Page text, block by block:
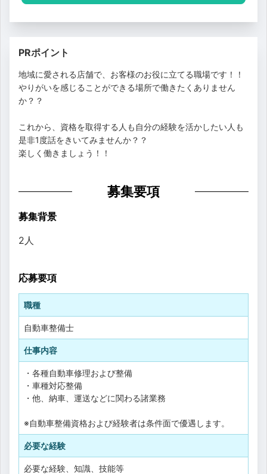
PRポイント
地域に愛される店舗で、お客様のお役に立てる職場です！！
やりがいを感じることができる場所で働きたくありません
か？？
これから、資格を取得する人も自分の経験を活かしたい人も
是非1度話をきいてみませんか？？
楽しく働きましょう！！
募集要項
募集背景
2人
応募要項
職種
自動車整備士
仕事内容
・各種自動車修理および整備
・車種対応整備
・他、納車、運送などに関わる諸業務
※自動車整備資格および経験者は条件面で優遇します。
必要な経験
必要な経験、知識、技能等